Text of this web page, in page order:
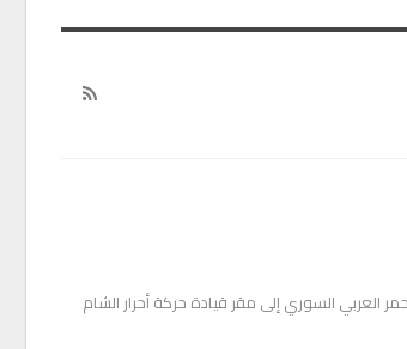
العربي السوري إلى مقر قيادة حركة أحرار الشام